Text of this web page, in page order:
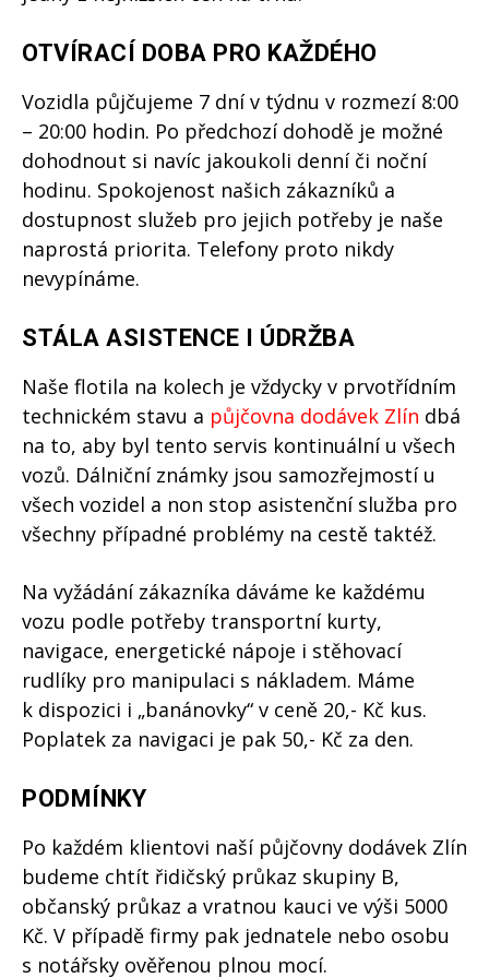
OTVÍRACÍ DOBA PRO KAŽDÉHO
Vozidla půjčujeme 7 dní v týdnu v rozmezí 8:00
– 20:00 hodin. Po předchozí dohodě je možné
dohodnout si navíc jakoukoli denní či noční
hodinu. Spokojenost našich zákazníků a
dostupnost služeb pro jejich potřeby je naše
naprostá priorita. Telefony proto nikdy
nevypínáme.
STÁLA ASISTENCE I ÚDRŽBA
Naše flotila na kolech je vždycky v prvotřídním
technickém stavu a půjčovna dodávek Zlín dbá
na to, aby byl tento servis kontinuální u všech
vozů. Dálniční známky jsou samozřejmostí u
všech vozidel a non stop asistenční služba pro
všechny případné problémy na cestě taktéž.
Na vyžádání zákazníka dáváme ke každému
vozu podle potřeby transportní kurty,
navigace, energetické nápoje i stěhovací
rudlíky pro manipulaci s nákladem. Máme
k dispozici i „banánovky“ v ceně 20,- Kč kus.
Poplatek za navigaci je pak 50,- Kč za den.
PODMÍNKY
Po každém klientovi naší půjčovny dodávek Zlín
budeme chtít řidičský průkaz skupiny B,
občanský průkaz a vratnou kauci ve výši 5000
Kč. V případě firmy pak jednatele nebo osobu
s notářsky ověřenou plnou mocí.